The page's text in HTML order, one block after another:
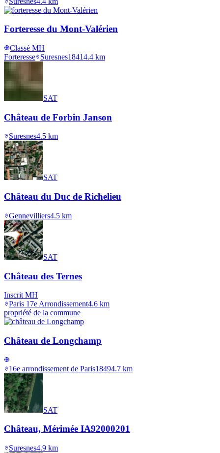
Forteresse du Mont-Valérien
Classé MH
Forteresse
Suresnes18414.4 km
SAT
Château de Forbin Janson
Suresnes4.5 km
SAT
Château du Duc de Richelieu
Gennevilliers4.5 km
SAT
Château des Ternes
Inscrit MH
Paris 17e Arrondissement4.6 km
propriété de la commune
Château de Longchamp
16e arrondissement de Paris18494.7 km
SAT
Château, Mérimée IA92000201
Suresnes4.9 km